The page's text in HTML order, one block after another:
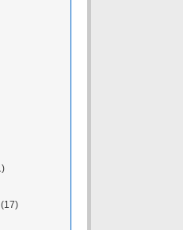
(17)